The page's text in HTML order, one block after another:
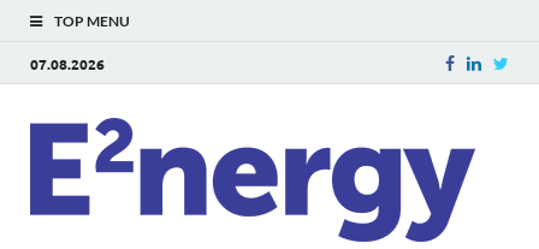
TOP MENU
07.08.2026